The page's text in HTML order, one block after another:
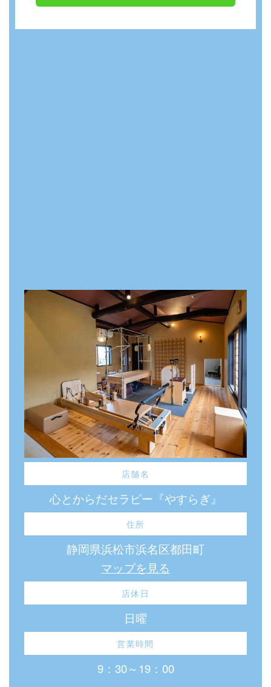
店舗名
心とからだセラピー『やすらぎ』
住所
静岡県浜松市浜名区都田町
マップを見る
店休日
日曜
営業時間
9：30～19：00